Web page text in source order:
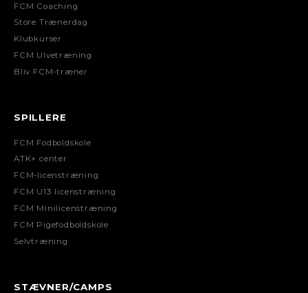
FCM Coaching
Store Trænerdag
Klubkurser
FCM Ulvetræning
Bliv FCM-træner
SPILLERE
FCM Fodboldskole
ATK+ center
FCM-licenstræning
FCM U13 licenstræning
FCM Minilicenstræning
FCM Pigefodboldskole
Selvtræning
STÆVNER/CAMPS